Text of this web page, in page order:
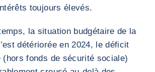
toujours élevés.
la situation budgétaire de la
détériorée en 2024, le déficit
(hors fonds de sécurité sociale)